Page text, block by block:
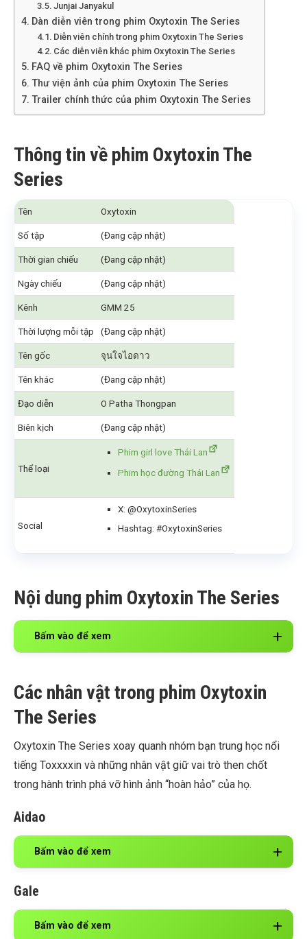
Junjai Janyakul
Dàn diễn viên trong phim Oxytoxin The Series
Diễn viên chính trong phim Oxytoxin The Series
Các diễn viên khác phim Oxytoxin The Series
FAQ về phim Oxytoxin The Series
Thư viện ảnh của phim Oxytoxin The Series
Trailer chính thức của phim Oxytoxin The Series
Thông tin về phim Oxytoxin The
Series
Tên Oxytoxin
Số tập (Đang cập nhật)
Thời gian chiếu (Đang cập nhật)
Ngày chiếu (Đang cập nhật)
Kênh GMM 25
Thời lượng mỗi tập (Đang cập nhật)
Tên gốc จุนใจไอดาว
Tên khác (Đang cập nhật)
Đạo diễn O Patha Thongpan
Biên kịch (Đang cập nhật)
Thể loại
Phim girl love Thái Lan
Phim học đường Thái Lan
Social
X: @OxytoxinSeries
Hashtag: #OxytoxinSeries
Nội dung phim Oxytoxin The Series
Bấm vào để xem
Các nhân vật trong phim Oxytoxin
The Series
Oxytoxin The Series xoay quanh nhóm bạn trung học nổi
tiếng Toxxxxin và những nhân vật giữ vai trò then chốt
trong hành trình phá vỡ hình ảnh “hoàn hảo” của họ.
Aidao
Bấm vào để xem
Gale
Bấm vào để xem